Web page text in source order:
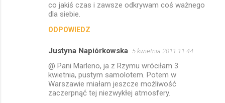
co jakiś czas i zawsze odkrywam coś ważnego
dla siebie.
ODPOWIEDZ
Justyna Napiórkowska 5 kwietnia 2011 11:44
@ Pani Marleno, ja z Rzymu wróciłam 3
kwietnia, pustym samolotem. Potem w
Warszawie miałam jeszcze możliwość
zaczerpnąć tej niezwykłej atmosfery.